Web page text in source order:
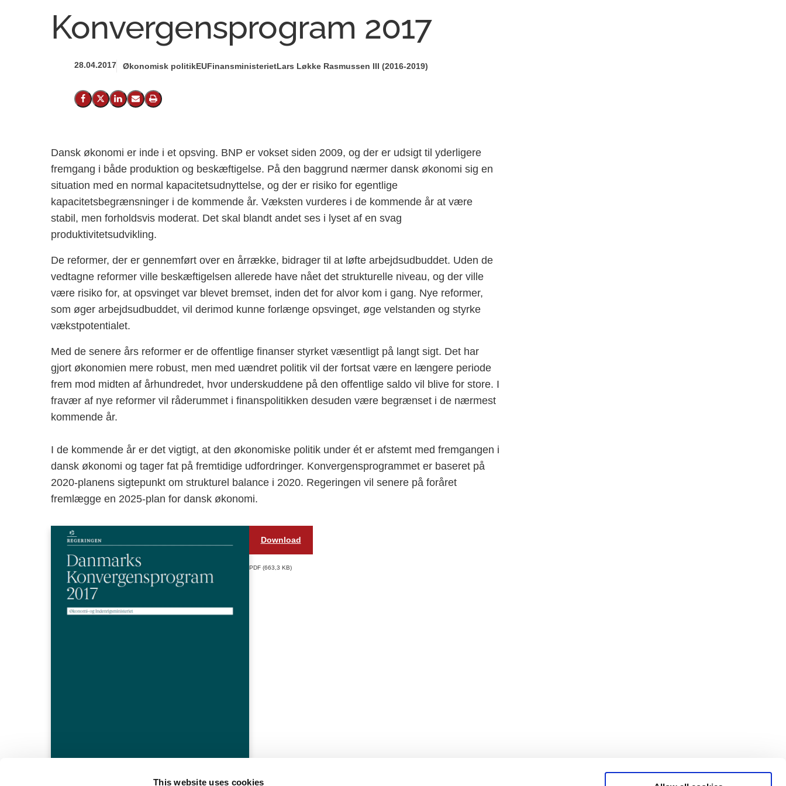
This website uses cookies
Konvergensprogram 2017
28.04.2017 Økonomisk politikEUFinansministerietLars Løkke Rasmussen III (2016-2019)
Del på Facebook
Del på X (Twitter)
Del på LinkedIn
Send email
Print
Dansk økonomi er inde i et opsving. BNP er vokset siden 2009, og der er udsigt til yderligere
fremgang i både produktion og beskæftigelse. På den baggrund nærmer dansk økonomi sig en
situation med en normal kapacitetsudnyttelse, og der er risiko for egentlige
kapacitetsbegrænsninger i de kommende år. Væksten vurderes i de kommende år at være
stabil, men forholdsvis moderat. Det skal blandt andet ses i lyset af en svag
produktivitetsudvikling.
De reformer, der er gennemført over en årrække, bidrager til at løfte arbejdsudbuddet. Uden de
vedtagne reformer ville beskæftigelsen allerede have nået det strukturelle niveau, og der ville
være risiko for, at opsvinget var blevet bremset, inden det for alvor kom i gang. Nye reformer,
som øger arbejdsudbuddet, vil derimod kunne forlænge opsvinget, øge velstanden og styrke
vækstpotentialet.
Med de senere års reformer er de offentlige finanser styrket væsentligt på langt sigt. Det har
gjort økonomien mere robust, men med uændret politik vil der fortsat være en længere periode
frem mod midten af århundredet, hvor underskuddene på den offentlige saldo vil blive for store. I
fravær af nye reformer vil råderummet i finanspolitikken desuden være begrænset i de nærmest
kommende år.
I de kommende år er det vigtigt, at den økonomiske politik under ét er afstemt med fremgangen i
dansk økonomi og tager fat på fremtidige udfordringer. Konvergensprogrammet er baseret på
2020-planens sigtepunkt om strukturel balance i 2020. Regeringen vil senere på foråret
fremlægge en 2025-plan for dansk økonomi.
Download
PDF 663,3 KB